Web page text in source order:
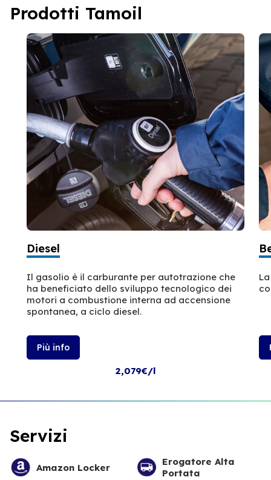
Prodotti Tamoil
Diesel
Il gasolio è il carburante per autotrazione che
ha beneficiato dello sviluppo tecnologico dei
motori a combustione interna ad accensione
spontanea, a ciclo diesel.
Più info
2,079€/l
Servizi
Amazon Locker
Erogatore Alta
Portata